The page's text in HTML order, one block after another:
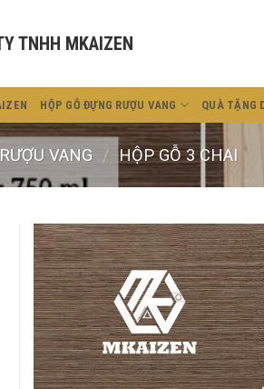
TNHH MKAIZEN
HỘP GỖ ĐỰNG RƯỢU VANG QUÀ TẶNG
VANG / HỘP GỖ 3 CHAI